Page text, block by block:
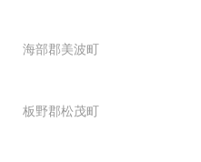
海部郡美波町
板野郡松茂町